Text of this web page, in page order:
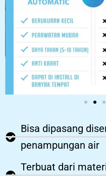
Bisa dipasang
penampungan air
Terbuat dari